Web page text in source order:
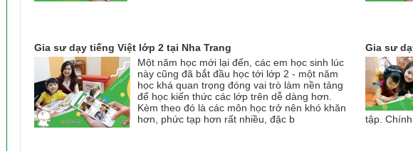
Gia sư dạy tiếng Việt lớp 2 tại Nha Trang
Một năm học mới lại đến, các em học sinh lúc
này cũng đã bắt đầu học tới lớp 2 - một năm
học khá quan trọng đóng vai trò làm nền tảng
để học kiến thức các lớp trên dễ dàng hơn.
Kèm theo đó là các môn học trở nên khó khăn
hơn, phức tạp hơn rất nhiều, đặc b
Gia sư
tập.